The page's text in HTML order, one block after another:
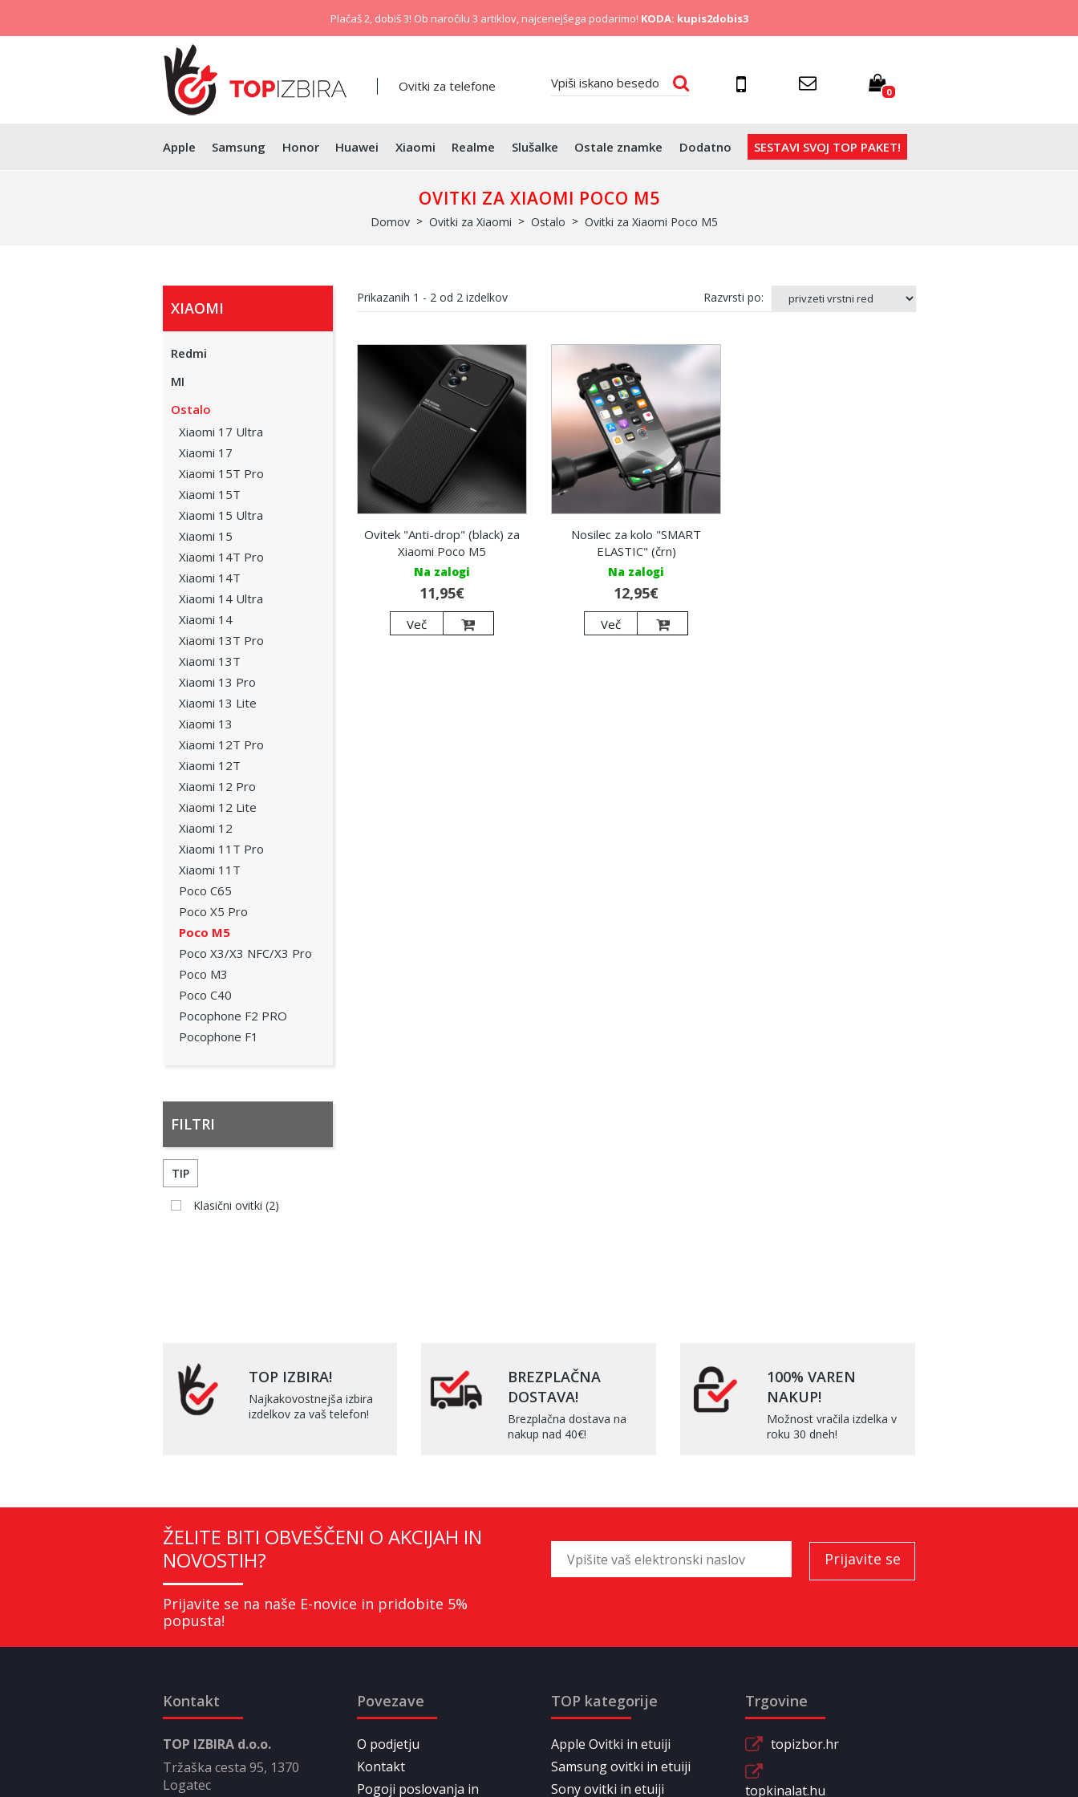
Plačaš 2, dobiš 3! Ob naročilu 3 artiklov, najcenejšega podarimo! KODA: kupis2dobis3
Ovitki za telefone 0
Apple Samsung Honor Huawei Xiaomi Realme Slušalke Ostale znamke Dodatno SESTAVI SVOJ TOP PAKET!
OVITKI ZA XIAOMI POCO M5
Domov Ovitki za Xiaomi Ostalo Ovitki za Xiaomi Poco M5
XIAOMI
Redmi
MI
Ostalo
Xiaomi 17 Ultra
Xiaomi 17
Xiaomi 15T Pro
Xiaomi 15T
Xiaomi 15 Ultra
Xiaomi 15
Xiaomi 14T Pro
Xiaomi 14T
Xiaomi 14 Ultra
Xiaomi 14
Xiaomi 13T Pro
Xiaomi 13T
Xiaomi 13 Pro
Xiaomi 13 Lite
Xiaomi 13
Xiaomi 12T Pro
Xiaomi 12T
Xiaomi 12 Pro
Xiaomi 12 Lite
Xiaomi 12
Xiaomi 11T Pro
Xiaomi 11T
Poco C65
Poco X5 Pro
Poco M5
Poco X3/X3 NFC/X3 Pro
Poco M3
Poco C40
Pocophone F2 PRO
Pocophone F1
FILTRI
TIP
Klasični ovitki (2)
Prikazanih 1 - 2od 2izdelkov Razvrsti po:
Ovitek "Anti-drop" (black) za
Xiaomi Poco M5
Na zalogi
11,95€
Več
Nosilec za kolo "SMART
ELASTIC" (črn)
Na zalogi
12,95€
Več
TOP IZBIRA!
Najkakovostnejša izbira
izdelkov za vaš telefon!
BREZPLAČNA
DOSTAVA!
Brezplačna dostava na
nakup nad 40€!
100% VAREN
NAKUP!
Možnost vračila izdelka v
roku 30 dneh!
ŽELITE BITI OBVEŠČENI O AKCIJAH IN
NOVOSTIH?
Prijavite se na naše E-novice in pridobite 5%
popusta!
Kontakt
TOP IZBIRA d.o.o.
Tržaška cesta 95, 1370
Logatec
Povezave
O podjetju
Kontakt
Pogoji poslovanja in
TOP kategorije
Apple Ovitki in etuiji
Samsung ovitki in etuiji
Sony ovitki in etuiji
Trgovine
topizbor.hr
topkinalat.hu